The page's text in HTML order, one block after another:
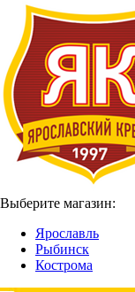
Выберите магазин:
Ярославль
Рыбинск
Кострома